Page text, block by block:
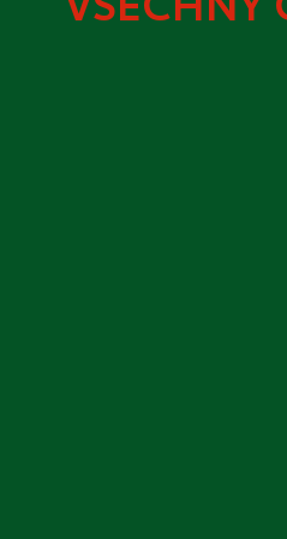
VŠECHNY